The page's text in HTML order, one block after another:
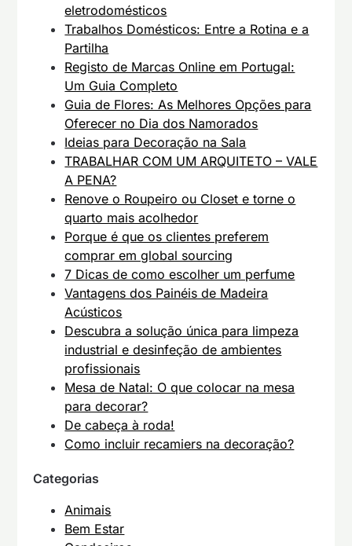
eletrodomésticos
Trabalhos Domésticos: Entre a Rotina e a
Partilha
Registo de Marcas Online em Portugal:
Um Guia Completo
Guia de Flores: As Melhores Opções para
Oferecer no Dia dos Namorados
Ideias para Decoração na Sala
TRABALHAR COM UM ARQUITETO – VALE
A PENA?
Renove o Roupeiro ou Closet e torne o
quarto mais acolhedor
Porque é que os clientes preferem
comprar em global sourcing
7 Dicas de como escolher um perfume
Vantagens dos Painéis de Madeira
Acústicos
Descubra a solução única para limpeza
industrial e desinfeção de ambientes
profissionais
Mesa de Natal: O que colocar na mesa
para decorar?
De cabeça à roda!
Como incluir recamiers na decoração?
Categorias
Animais
Bem Estar